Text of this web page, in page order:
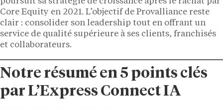
Core Equity en 2021. L’objectif de Provalliance reste
clair : consolider son leadership tout en offrant un
service de qualité supérieure à ses clients, franchisés
et collaborateurs.
Notre résumé en 5 points clés
par L’Express Connect IA